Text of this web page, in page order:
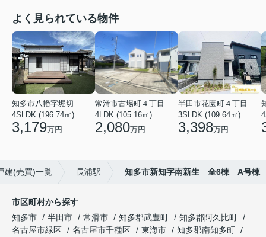
よく見られている物件
知多市八幡字堀切
4SLDK (196.74㎡)
3,179万円
常滑市古場町４丁目
4LDK (105.16㎡)
2,080万円
半田市花園町４丁目
3SLDK (109.64㎡)
3,398万円
建(売買)一覧 長浦駅 知多市新知字南新生 全6棟 A号棟
市区町村から探す
知多市
半田市 常滑市 知多郡武豊町
知多郡阿久比町
名古屋市緑区
名古屋市千種区 東海市
知多郡南知多町